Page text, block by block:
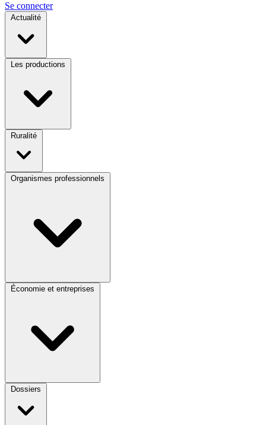
Se connecter
Actualité
Les productions
Ruralité
Organismes professionnels
Économie et entreprises
Dossiers